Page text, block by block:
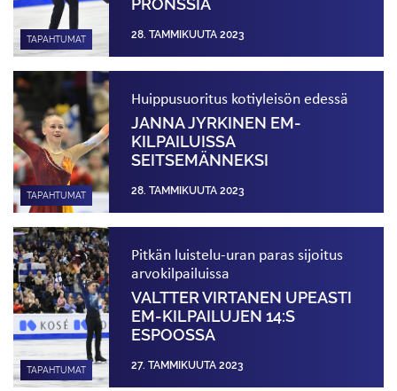
TAPAHTUMAT
PRONSSIA
28. TAMMIKUUTA 2023
TAPAHTUMAT
Huippu­suoritus kotiyleisön edessä
JANNA JYRKINEN EM-
KILPAILUISSA
SEITSEMÄNNEKSI
28. TAMMIKUUTA 2023
TAPAHTUMAT
Pitkän luistelu-uran paras sijoitus
arvokilpailuissa
VALTTER VIRTANEN UPEASTI
EM-KILPAILUJEN 14:S
ESPOOSSA
27. TAMMIKUUTA 2023